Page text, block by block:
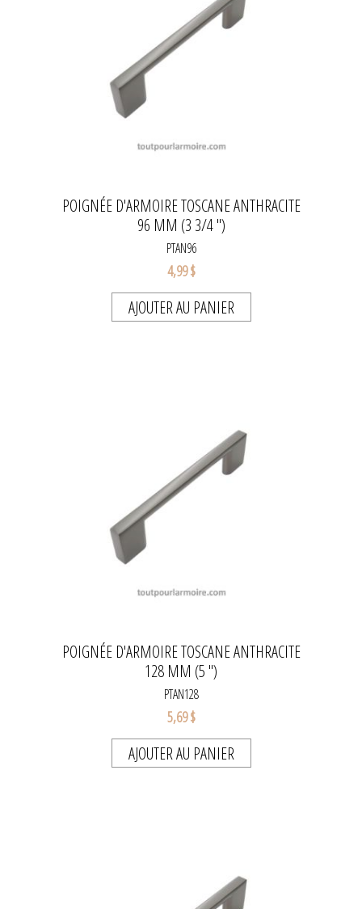
POIGNÉE D'ARMOIRE TOSCANE ANTHRACITE
96 MM (3 3/4 '')
PTAN96
4,99 $
AJOUTER AU PANIER
POIGNÉE D'ARMOIRE TOSCANE ANTHRACITE
128 MM (5 '')
PTAN128
5,69 $
AJOUTER AU PANIER